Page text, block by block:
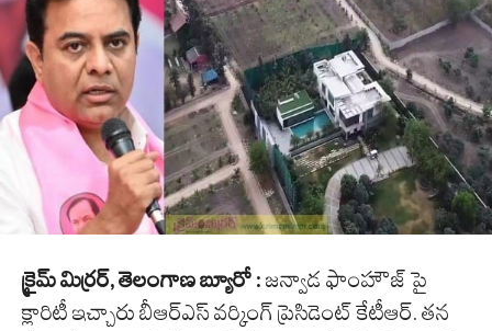
క్రైమ్ మిర్రర్, తెలంగాణ బ్యూరో : జన్వాడ ఫాంహౌజ్ పై
క్లారిటీ ఇచ్చారు బీఆర్ఎస్ వర్కింగ్ ప్రెసిడెంట్ కేటీఆర్. తన